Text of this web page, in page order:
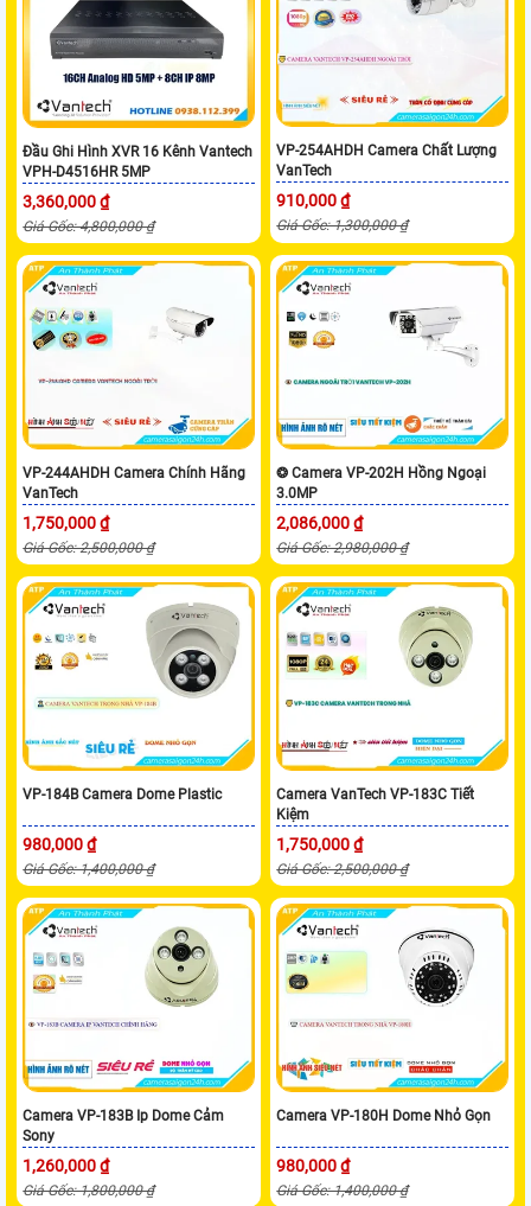
Đầu Ghi Hình XVR 16 Kênh Vantech
VPH-D4516HR 5MP
3,360,000 ₫
Giá Gốc: 4,800,000 ₫
VP-254AHDH Camera Chất Lượng
VanTech
910,000 ₫
Giá Gốc: 1,300,000 ₫
VP-244AHDH Camera Chính Hãng
VanTech
1,750,000 ₫
Giá Gốc: 2,500,000 ₫
❂ Camera VP-202H Hồng Ngoại
3.0MP
2,086,000 ₫
Giá Gốc: 2,980,000 ₫
VP-184B Camera Dome Plastic
980,000 ₫
Giá Gốc: 1,400,000 ₫
Camera VanTech VP-183C Tiết
Kiệm
1,750,000 ₫
Giá Gốc: 2,500,000 ₫
Camera VP-183B Ip Dome Cảm
Sony
1,260,000 ₫
Giá Gốc: 1,800,000 ₫
Camera VP-180H Dome Nhỏ Gọn
980,000 ₫
Giá Gốc: 1,400,000 ₫